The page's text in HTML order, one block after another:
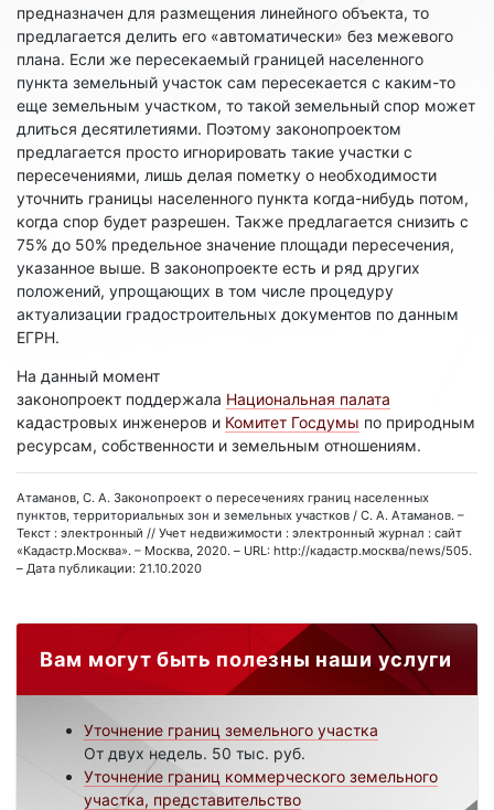
предназначен для размещения линейного объекта, то
предлагается делить его «автоматически» без межевого
плана. Если же пересекаемый границей населенного
пункта земельный участок сам пересекается с каким-то
еще земельным участком, то такой земельный спор может
длиться десятилетиями. Поэтому законопроектом
предлагается просто игнорировать такие участки с
пересечениями, лишь делая пометку о необходимости
уточнить границы населенного пункта когда-нибудь потом,
когда спор будет разрешен. Также предлагается снизить с
75% до 50% предельное значение площади пересечения,
указанное выше. В законопроекте есть и ряд других
положений, упрощающих в том числе процедуру
актуализации градостроительных документов по данным
ЕГРН.
На данный момент
законопроект поддержала Национальная палата
кадастровых инженеров и Комитет Госдумы по природным
ресурсам, собственности и земельным отношениям.
Атаманов, С. А. Законопроект о пересечениях границ населенных
пунктов, территориальных зон и земельных участков / С. А. Атаманов. –
Текст : электронный // Учет недвижимости : электронный журнал : сайт
«Кадастр.Москва». – Москва, 2020. – URL: http://кадастр.москва/news/505.
– Дата публикации: 21.10.2020
Вам могут быть полезны наши услуги
Уточнение границ земельного участка
От двух недель. 50 тыс. руб.
Уточнение границ коммерческого земельного
участка, представительство